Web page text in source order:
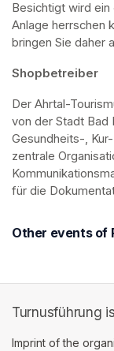
Besichtigt wird
Anlage herrschen
bringen Sie daher
Shopbetreiber
Der Ahrtal-
von der Stadt Bad
Gesundheits-,
zentrale
für die
Other events of
Turnusführung
Imprint of the